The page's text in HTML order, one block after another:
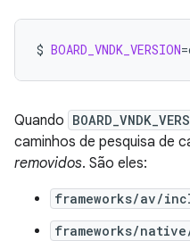
$ BOARD_VNDK_VERSION=
Quando
caminhos de pesquisa de
removidos. São eles:
frameworks/av/
frameworks/